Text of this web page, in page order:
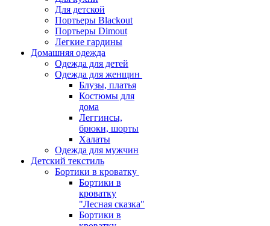
Для детской
Портьеры Blackout
Портьеры Dimout
Легкие гардины
Домашняя одежда
Одежда для детей
Одежда для женщин
Блузы, платья
Костюмы для
дома
Леггинсы,
брюки, шорты
Халаты
Одежда для мужчин
Детский текстиль
Бортики в кроватку
Бортики в
кроватку
"Лесная сказка"
Бортики в